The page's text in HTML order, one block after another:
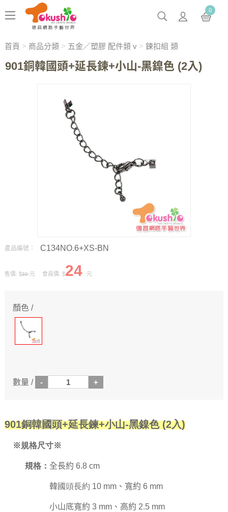
0
首頁 > 商品分類> 五金／塑膠 配件類 v> 鍊扣組 類
901銅韓國頭+延長鍊+小山-黑鎳色 (2入)
產品編號： C134NO.6+XS-BN
售價: $30元 會員價: $24 元
顏色 /
數量 /
901銅韓國頭+延長鍊+小山-黑鎳色 (2入)
※規格尺寸※
規格： 全長約 6.8 cm
韓國頭長約 10 mm、寬約 6 mm
小山底寬約 3 mm、高約 2.5 mm